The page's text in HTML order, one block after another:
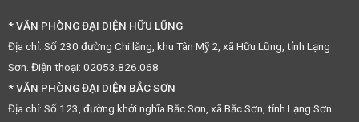
* VĂN PHÒNG ĐẠI DIỆN HỮU LŨNG
Địa chỉ: Số 230 đường Chi lăng, khu Tân Mỹ 2, xã Hữu Lũng, tỉnh Lạng
Sơn. Điện thoại: 02053.826.068
* VĂN PHÒNG ĐẠI DIỆN BẮC SƠN
Địa chỉ: Số 123, đường khởi nghĩa Bắc Sơn, xã Bắc Sơn, tỉnh Lạng Sơn.